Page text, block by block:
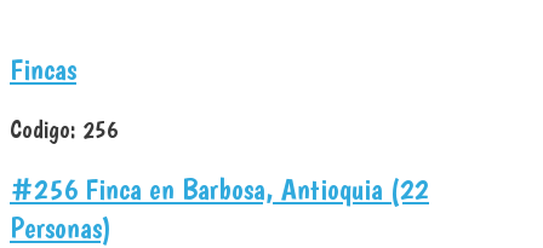
Fincas
Codigo: 256
#256 Finca en Barbosa, Antioquia (22
Personas)